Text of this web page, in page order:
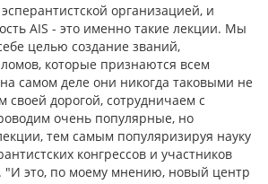
организацией, и
AIS - это именно такие лекции. Мы
целью создание званий,
которые признаются всем
самом деле они никогда таковыми не
своей дорогой, сотрудничаем с
очень популярные, но
тем самым популяризируя науку
конгрессов и участников
"И это, по моему мнению, новый центр